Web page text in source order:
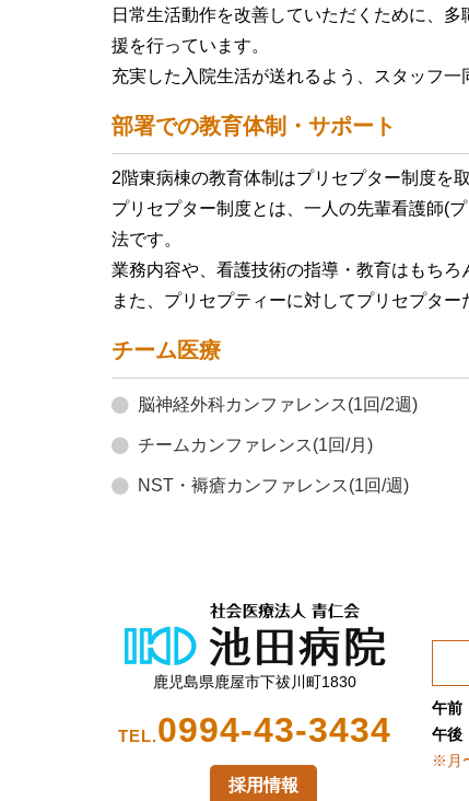
日常生活動作を改善していただくために、
援を行っています。
充実した入院生活が送れるよう、スタッフ一
部署での教育体制・サポート
2階東病棟の教育体制はプリセプター制度を
プリセプター制度とは、一人の先輩看護師(
法です。
業務内容や、看護技術の指導・教育はもち
また、プリセプティーに対してプリセプタ
チーム医療
脳神経外科カンファレンス(1回/2週)
チームカンファレンス(1回/月)
NST・褥瘡カンファレンス(1回/週)
鹿児島県鹿屋市下祓川町1830
TEL.0994-43-3434
採用情報
午前
午後
※月